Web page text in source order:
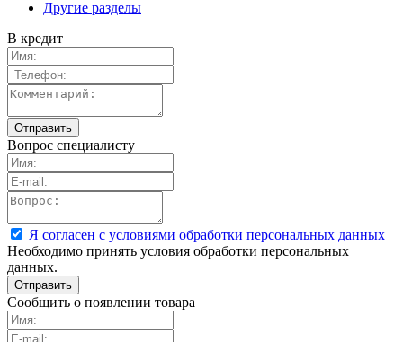
Другие разделы
В кредит
Вопрос специалисту
Я согласен с условиями обработки персональных данных
Необходимо принять условия обработки персональных
данных.
Сообщить о появлении товара